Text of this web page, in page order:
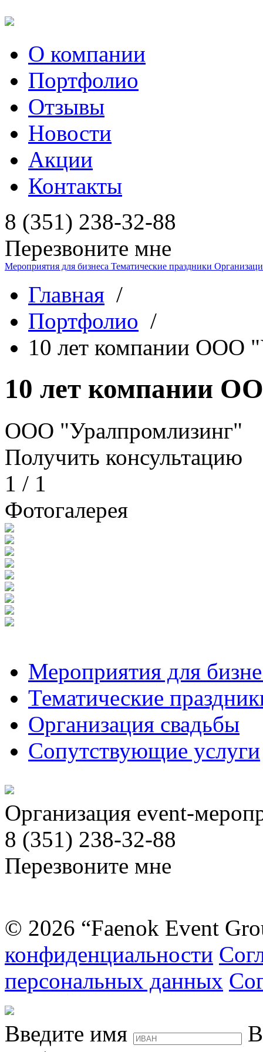
О компании
Портфолио
Отзывы
Новости
Акции
Контакты
8 (351) 238-32-88
Перезвоните мне
Мероприятия для бизнеса Тематические праздники
Главная /
Портфолио /
10 лет компании ООО
10 лет компании
ООО "Уралпромлизинг"
Получить консультацию
1 / 1
Фотогалерея
Мероприятия для
Тематические
Организация свадьбы
Сопутствующие услуги
Организация event-
8 (351) 238-32-88
Перезвоните мне
© 2026 “Faenok Event
конфиденциальности
персональных данных
Введите имя